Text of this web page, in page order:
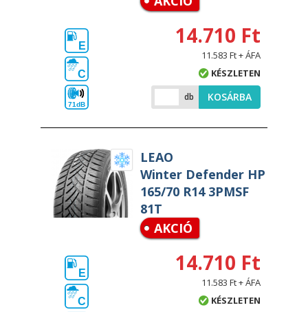
E
C
71dB
14.710 Ft
11.583 Ft + ÁFA
KÉSZLETEN
db KOSÁRBA
LEAO
Winter Defender HP
165/70 R14 3PMSF
81T
AKCIÓ
E
C
14.710 Ft
11.583 Ft + ÁFA
KÉSZLETEN